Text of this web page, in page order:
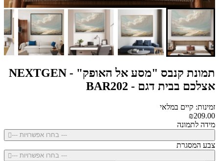
תמונת קנבס "מסע אל האופק" - NEXTGEN
אצלכם בבית דגם - BAR202
זמינות: קיים במלאי
₪209.00
מידה לתמונה
--- בחרו אפשרויות ---
צבע המסגרת
--- בחרו אפשרויות ---